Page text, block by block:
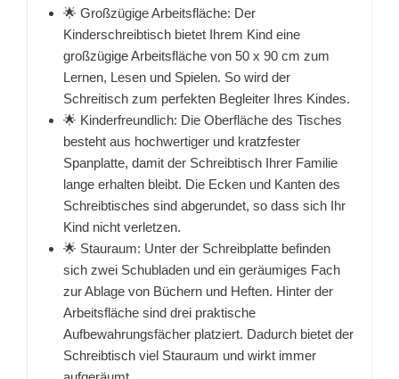
🌟 Großzügige Arbeitsfläche: Der
Kinderschreibtisch bietet Ihrem Kind eine
großzügige Arbeitsfläche von 50 x 90 cm zum
Lernen, Lesen und Spielen. So wird der
Schreitisch zum perfekten Begleiter Ihres Kindes.
🌟 Kinderfreundlich: Die Oberfläche des Tisches
besteht aus hochwertiger und kratzfester
Spanplatte, damit der Schreibtisch Ihrer Familie
lange erhalten bleibt. Die Ecken und Kanten des
Schreibtisches sind abgerundet, so dass sich Ihr
Kind nicht verletzen.
🌟 Stauraum: Unter der Schreibplatte befinden
sich zwei Schubladen und ein geräumiges Fach
zur Ablage von Büchern und Heften. Hinter der
Arbeitsfläche sind drei praktische
Aufbewahrungsfächer platziert. Dadurch bietet der
Schreibtisch viel Stauraum und wirkt immer